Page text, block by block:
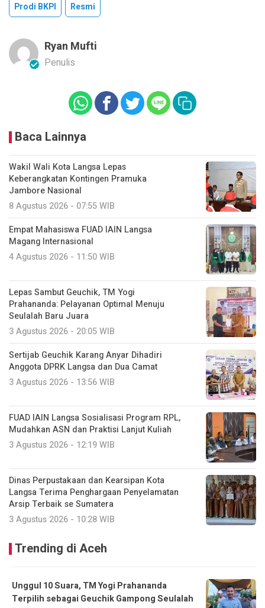
Prodi BKPI Resmi
Ryan Mufti
Penulis
Baca Lainnya
Wakil Wali Kota Langsa Lepas
Keberangkatan Kontingen Pramuka
Jambore Nasional
8 Agustus 2026 - 07:55 WIB
Empat Mahasiswa FUAD IAIN Langsa
Magang Internasional
4 Agustus 2026 - 11:50 WIB
Lepas Sambut Geuchik, TM Yogi
Prahananda: Pelayanan Optimal Menuju
Seulalah Baru Juara
3 Agustus 2026 - 20:05 WIB
Sertijab Geuchik Karang Anyar Dihadiri
Anggota DPRK Langsa dan Dua Camat
3 Agustus 2026 - 13:56 WIB
FUAD IAIN Langsa Sosialisasi Program RPL,
Mudahkan ASN dan Praktisi Lanjut Kuliah
3 Agustus 2026 - 12:19 WIB
Dinas Perpustakaan dan Kearsipan Kota
Langsa Terima Penghargaan Penyelamatan
Arsip Terbaik se Sumatera
3 Agustus 2026 - 10:28 WIB
Trending di Aceh
Unggul 10 Suara, TM Yogi Prahananda
Terpilih sebagai Geuchik Gampong Seulalah